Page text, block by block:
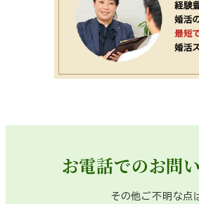
お電話でのお問
その他ご不明な点